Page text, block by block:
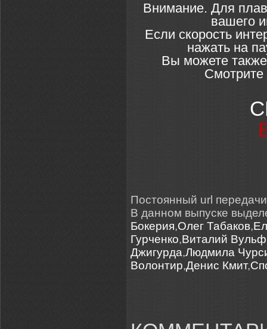
Внимание. Для
вашего
Если скорость
нажать на
Вы можете
Смотрите
Постоянный url
В данном выпуске
Бокерия,Олег Табаков,
Гурченко,Виталий Вульф
Джигурда,Людмила
Волонтир,Денис Кмит,